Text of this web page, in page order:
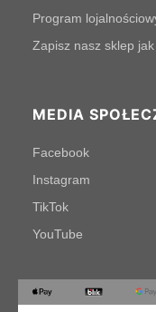
Program
Zapisz nasz sklep
MEDIA
Facebook
Instagram
TikTok
YouTube